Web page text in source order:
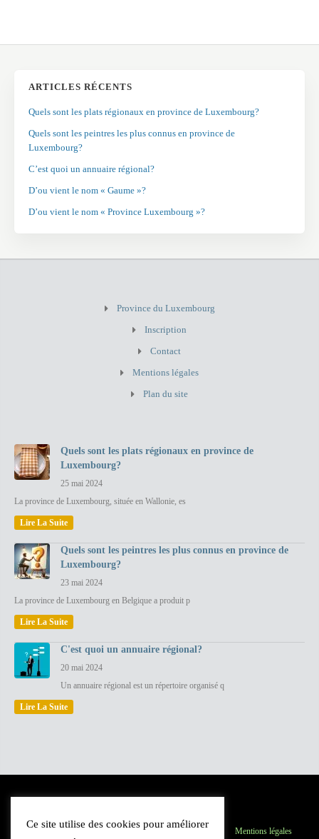
ARTICLES RÉCENTS
Quels sont les plats régionaux en province de Luxembourg?
Quels sont les peintres les plus connus en province de
Luxembourg?
C’est quoi un annuaire régional?
D’ou vient le nom « Gaume »?
D’ou vient le nom « Province Luxembourg »?
Province du Luxembourg
Inscription
Contact
Mentions légales
Plan du site
Quels sont les plats régionaux en province de
Luxembourg?
25 mai 2024
La province de Luxembourg, située en Wallonie, es
Lire La Suite
Quels sont les peintres les plus connus en province de
Luxembourg?
23 mai 2024
La province de Luxembourg en Belgique a produit p
Lire La Suite
C'est quoi un annuaire régional?
20 mai 2024
Un annuaire régional est un répertoire organisé q
Lire La Suite
Inscription Mentions légales
Ce site utilise des cookies pour améliorer